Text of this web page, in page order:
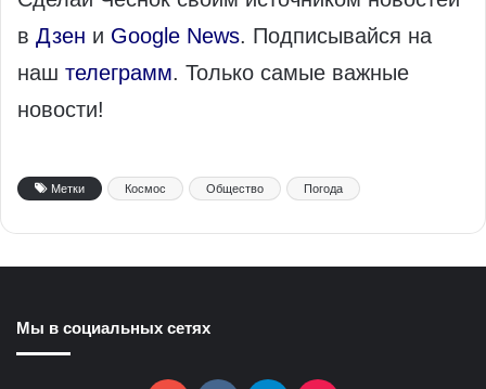
в Дзен и Google News. Подписывайся на
наш телеграмм. Только самые важные
новости!
Метки Космос Общество Погода
Мы в социальных сетях